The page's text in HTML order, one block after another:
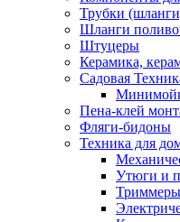
Трубки
Шланги
Штуцеры
Керамика,
Садовая
Пена-клей
Фляги-бидоны
Техника для
Утюги и